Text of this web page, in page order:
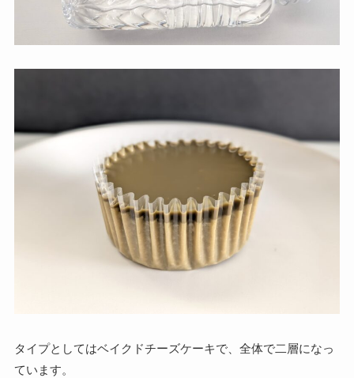
タイプとしてはベイクドチーズケーキで、全体で二層になっ
ています。